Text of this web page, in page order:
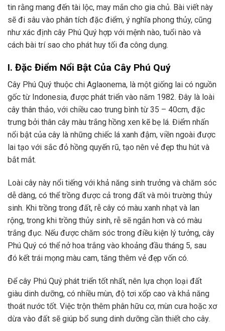
tin rằng mang đến tài lộc, may mắn cho gia chủ. Bài viết này
sẽ đi sâu vào phân tích đặc điểm, ý nghĩa phong thủy, cũng
như xác định cây Phú Quý hợp với mệnh nào, tuổi nào và
cách bài trí sao cho phát huy tối đa công dụng.
I. Đặc Điểm Nổi Bật Của Cây Phú Quý
Cây Phú Quý thuộc chi Aglaonema, là một giống lai có nguồn
gốc từ Indonesia, được phát triển vào năm 1982. Đây là loài
cây thân thảo, với chiều cao trung bình từ 35 – 40cm, đặc
trưng bởi thân cây màu trắng hồng xen kẽ bẹ lá. Điểm nhấn
nổi bật của cây là những chiếc lá xanh đậm, viền ngoài được
lai tạo với sắc đỏ hồng quyến rũ, tạo nên vẻ đẹp thu hút và
bắt mắt.
Loài cây này nổi tiếng với khả năng sinh trưởng và chăm sóc
dễ dàng, có thể trồng được cả trong đất và môi trường thủy
sinh. Khi trồng trong đất, rễ cây có màu xanh nhạt và lan
rộng, trong khi trồng thủy sinh, rễ sẽ ngắn hơn và có màu
trắng đục. Nếu được chăm sóc trong điều kiện lý tưởng, cây
Phú Quý có thể nở hoa trắng vào khoảng đầu tháng 5, sau
đó kết trái mọng màu cam, tăng thêm vẻ đẹp vốn có.
Để cây Phú Quý phát triển tốt nhất, nên lựa chọn loại đất
giàu dinh dưỡng, có nhiều mùn, độ tơi xốp cao và khả năng
thoát nước tốt. Việc trộn thêm phân hữu cơ, mùn cưa hoặc xơ
dừa vào đất sẽ giúp bổ sung dinh dưỡng cần thiết cho cây.